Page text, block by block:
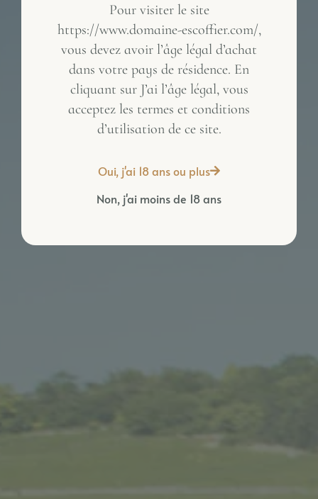
Inactive
Pour visiter le site
https://www.domaine-escoffier.com/,
vous devez avoir l’âge légal d’achat
dans votre pays de résidence. En
cliquant sur J’ai l’âge légal, vous
acceptez les termes et conditions
d’utilisation de ce site.
Oui, j'ai 18 ans ou plus
Non, j'ai moins de 18 ans